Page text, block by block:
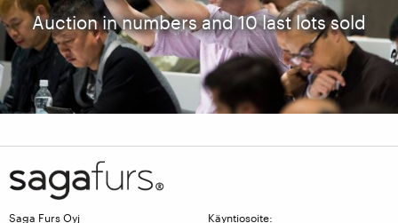
Auction in numbers and 10 last lots sold
Live video from the auction
Follow the auction via live video stream
Saga Furs Oyj
Käyntiosoite: